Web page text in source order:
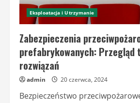
Eksploatacja i Utrzymanie
Zabezpieczenia
prefabrykowanych: Przegląd
rozwiązań
admin 20 czerwca, 2024
Bezpieczeństwo